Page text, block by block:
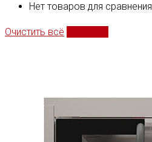
Нет товаров для сравнения
Очистить всё